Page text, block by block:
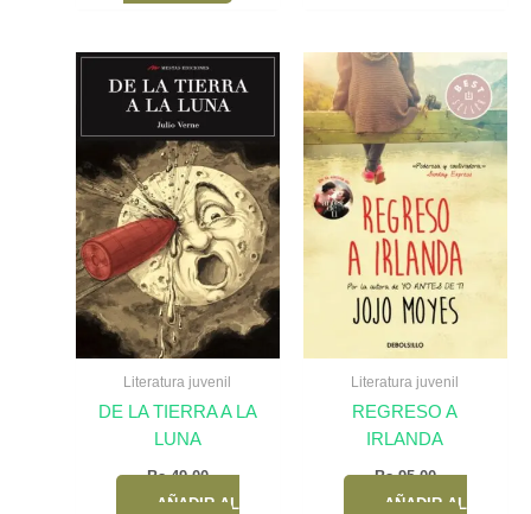
Literatura juvenil
DE LA TIERRA A LA
LUNA
Bs.49,00
AÑADIR AL
Literatura juvenil
REGRESO A
IRLANDA
Bs.95,00
AÑADIR AL